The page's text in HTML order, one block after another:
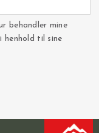
behandler mine
henhold til sine